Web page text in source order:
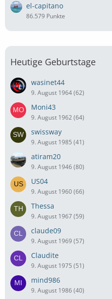
el-capitano
86.579 Punkte
Heutige Geburtstage
wasinet44
9. August 1964 (62)
Moni43
9. August 1962 (64)
swissway
9. August 1985 (41)
atiram20
9. August 1946 (80)
US04
9. August 1960 (66)
Thessa
9. August 1967 (59)
claude09
9. August 1969 (57)
Claudite
9. August 1975 (51)
mind986
9. August 1986 (40)